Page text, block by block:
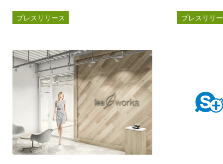
プレスリリース
情報処理支援機関
DX
プレスリリ